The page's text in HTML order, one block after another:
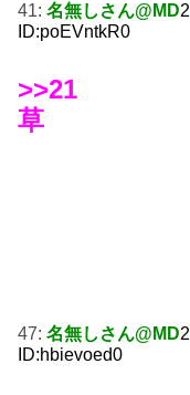
41: 名無しさん@MD
ID:poEVntkR0
>>21
草
47: 名無しさん@MD
ID:hbievoed0